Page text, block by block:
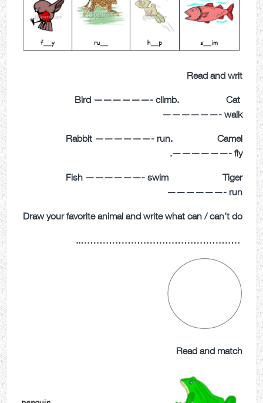
Read and writ
Bird ——————- climb. Cat
——————- walk
Rabbit ——————- run. Camel
——————- fly.
Fish ——————- swim Tiger
——————- run
Draw your favorite animal and write what can / can’t do
……………………………………………..
Read and match